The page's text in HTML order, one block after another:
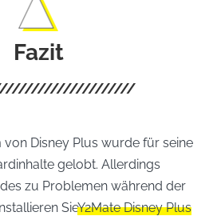
Fazit
von Disney Plus wurde für seine
gelobt. Allerdings
zu Problemen während der
SieY2Mate Disney Plus